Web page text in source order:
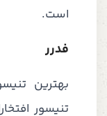
است.
فدرر
بهترین
تنیسور